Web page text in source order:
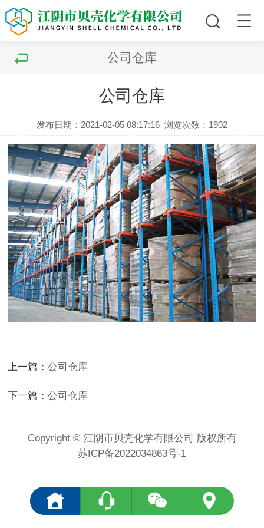
公司仓库
公司仓库
发布日期：2021-02-05 08:17:16 浏览次数：1902
上一篇：公司仓库
下一篇：公司仓库
Copyright © 江阴市贝壳化学有限公司 版权所有
苏ICP备2022034863号-1